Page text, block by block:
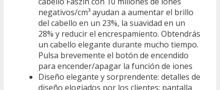
negativos/cm³ ayudan a aumentar el brillo
del cabello en un 23%, la suavidad en un
28% y reducir el encrespamiento. Obtendrás
un cabello elegante durante mucho tiempo.
Pulsa brevemente el botón de encendido
para encender/apagar la función de iones
Diseño elegante y sorprendente: detalles de
diseño elogiados por los clientes: pantalla